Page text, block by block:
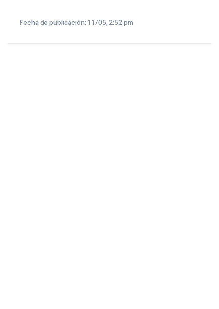
Fecha de publicación: 11/05, 2:52 pm